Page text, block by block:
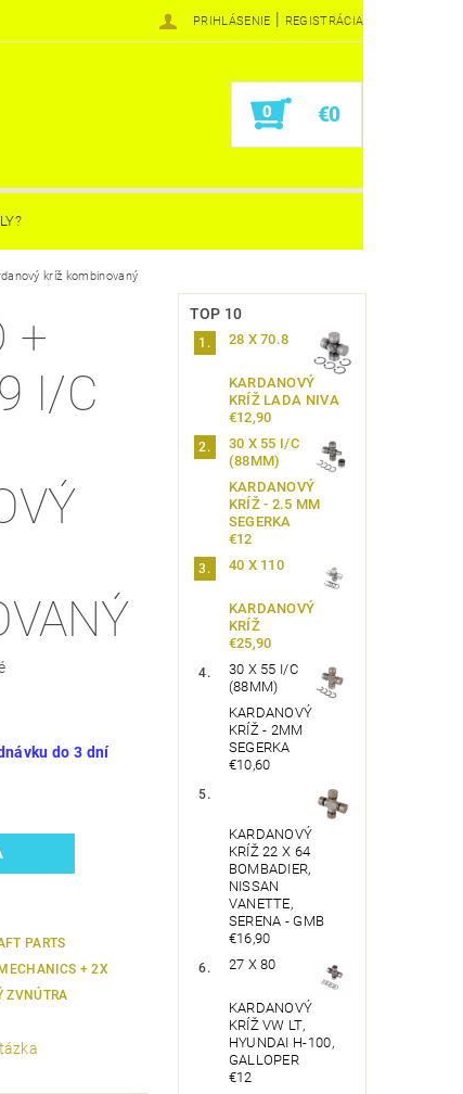
PRIHLÁSENIE | REGISTRÁCIA
0 €0
kríž kombinovaný
+
I/C
do 3 dní
PARTS
+ 2X
ZVNÚTRA
TOP 10
28 X 70.8
KARDANOVÝ
KRÍŽ LADA NIVA
€12,90
30 X 55 I/C
(88MM)
KARDANOVÝ
KRÍŽ - 2.5 MM
SEGERKA
€12
40 X 110
KARDANOVÝ
KRÍŽ
€25,90
30 X 55 I/C
(88MM)
KARDANOVÝ
KRÍŽ - 2MM
SEGERKA
€10,60
KARDANOVÝ
KRÍŽ 22 X 64
BOMBADIER,
NISSAN
VANETTE,
SERENA - GMB
€16,90
27 X 80
KARDANOVÝ
KRÍŽ VW LT,
HYUNDAI H-100,
GALLOPER
€12